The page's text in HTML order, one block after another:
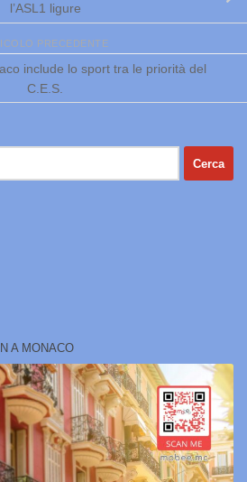
l’ASL1 ligure
PRECEDENTE
include lo sport tra le priorità del
C.E.S.
A MONACO